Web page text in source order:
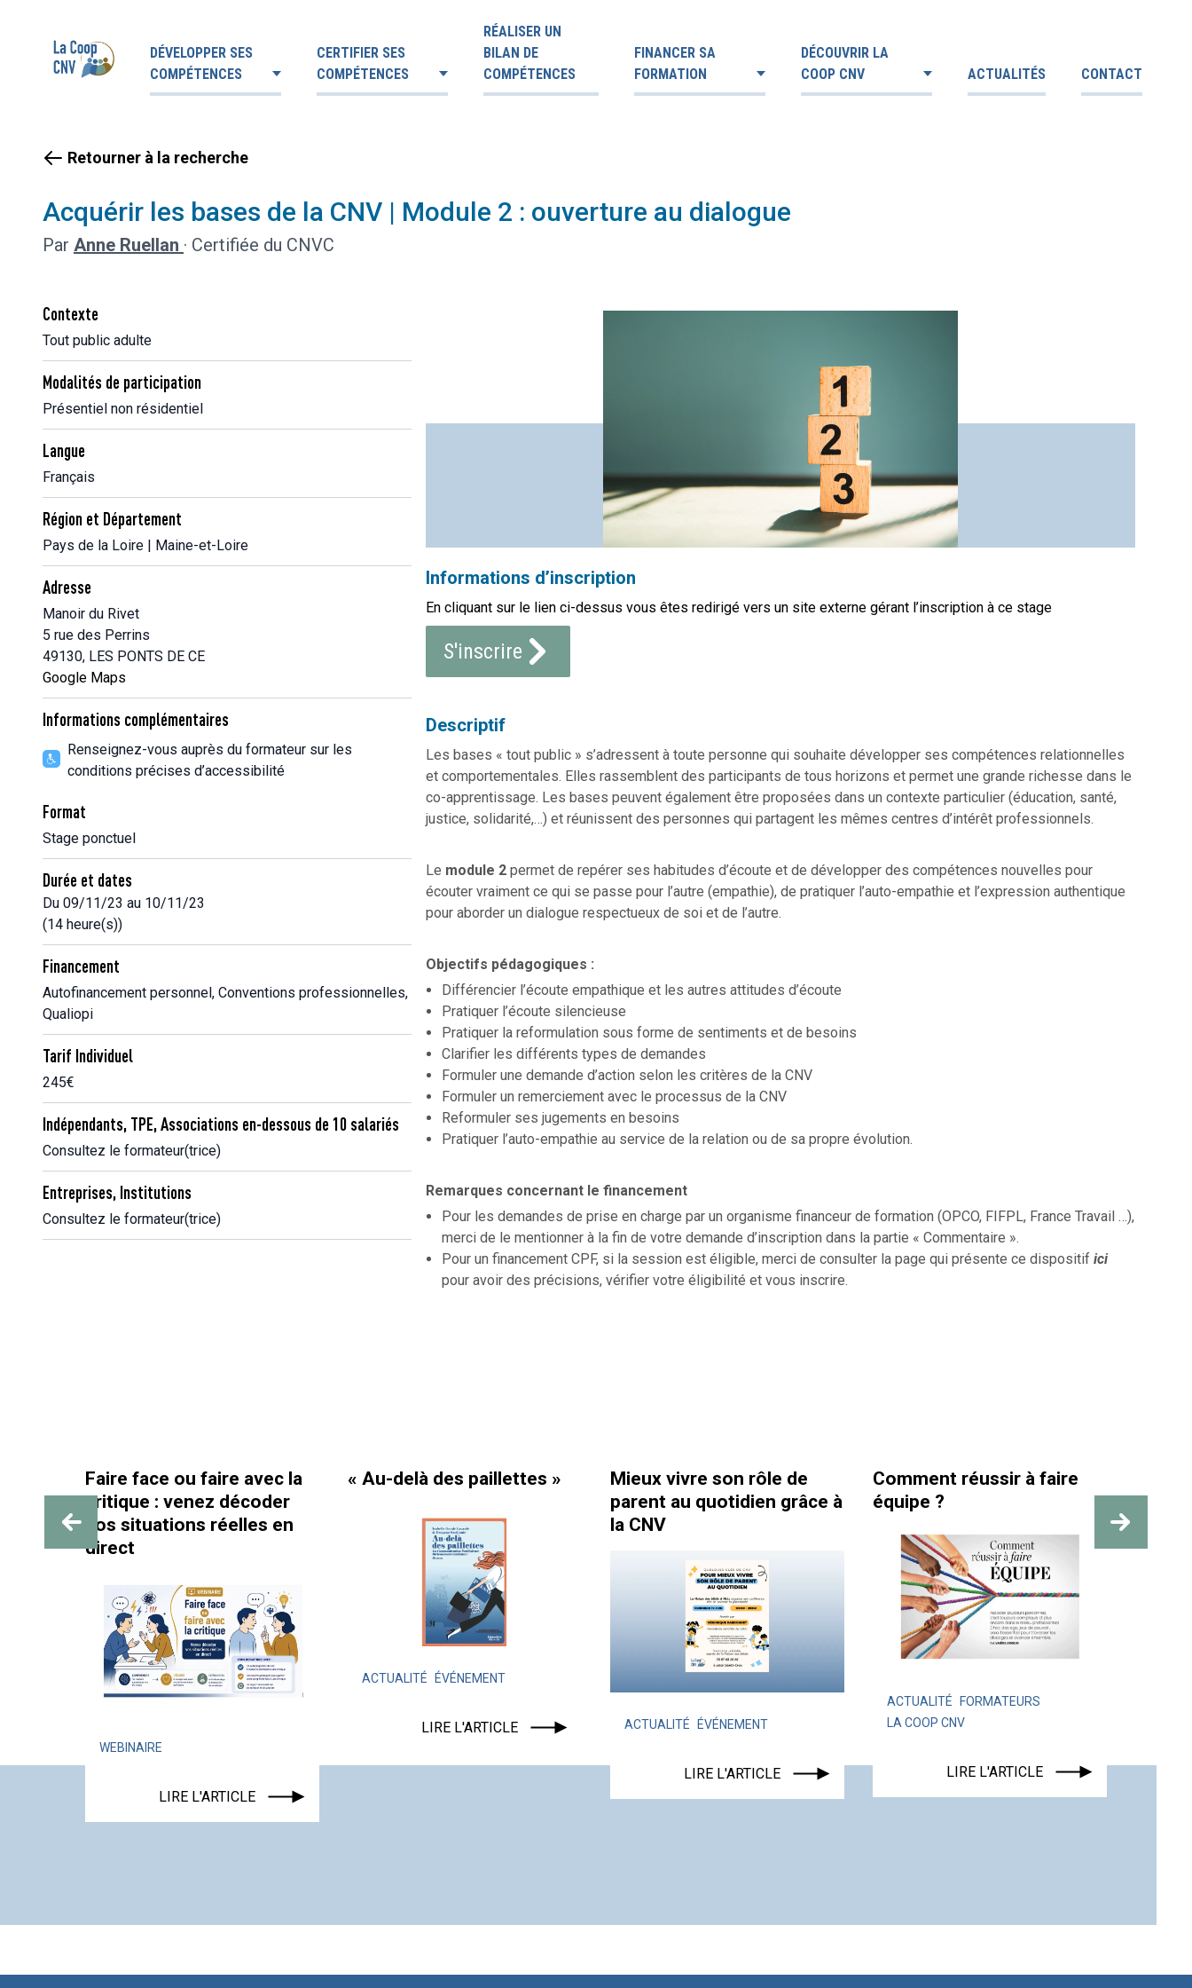
DÉVELOPPER SES
COMPÉTENCES
CERTIFIER SES
COMPÉTENCES
RÉALISER UN
BILAN DE
COMPÉTENCES
FINANCER SA
FORMATION
DÉCOUVRIR LA
COOP CNV
ACTUALITÉS CONTACT
Retourner à la recherche
Acquérir les bases de la CNV | Module 2 : ouverture au dialogue
Par Anne Ruellan · Certifiée du CNVC
Contexte
Tout public adulte
Modalités de participation
Présentiel non résidentiel
Langue
Français
Région et Département
Pays de la Loire | Maine-et-Loire
Adresse
Manoir du Rivet
5 rue des Perrins
49130, LES PONTS DE CE
Google Maps
Informations complémentaires
Renseignez-vous auprès du formateur sur les
conditions précises d’accessibilité
Format
Stage ponctuel
Durée et dates
Du 09/11/23 au 10/11/23
(14 heure(s))
Financement
Autofinancement personnel, Conventions professionnelles,
Qualiopi
Tarif Individuel
245€
Indépendants, TPE, Associations en-dessous de 10 salariés
Consultez le formateur(trice)
Entreprises, Institutions
Consultez le formateur(trice)
Informations d’inscription
En cliquant sur le lien ci-dessus vous êtes redirigé vers un site externe gérant l’inscription à ce stage
S'inscrire
Descriptif
Les bases « tout public » s’adressent à toute personne qui souhaite développer ses compétences relationnelles
et comportementales. Elles rassemblent des participants de tous horizons et permet une grande richesse dans le
co-apprentissage. Les bases peuvent également être proposées dans un contexte particulier (éducation, santé,
justice, solidarité,…) et réunissent des personnes qui partagent les mêmes centres d’intérêt professionnels.
Le module 2 permet de repérer ses habitudes d’écoute et de développer des compétences nouvelles pour
écouter vraiment ce qui se passe pour l’autre (empathie), de pratiquer l’auto-empathie et l’expression authentique
pour aborder un dialogue respectueux de soi et de l’autre.
Objectifs pédagogiques :
Différencier l’écoute empathique et les autres attitudes d’écoute
Pratiquer l’écoute silencieuse
Pratiquer la reformulation sous forme de sentiments et de besoins
Clarifier les différents types de demandes
Formuler une demande d’action selon les critères de la CNV
Formuler un remerciement avec le processus de la CNV
Reformuler ses jugements en besoins
Pratiquer l’auto-empathie au service de la relation ou de sa propre évolution.
Remarques concernant le financement
Pour les demandes de prise en charge par un organisme financeur de formation (OPCO, FIFPL, France Travail …),
merci de le mentionner à la fin de votre demande d’inscription dans la partie « Commentaire ».
Pour un financement CPF, si la session est éligible, merci de consulter la page qui présente ce dispositif ici
pour avoir des précisions, vérifier votre éligibilité et vous inscrire.
Faire face ou faire avec la
critique : venez décoder
vos situations réelles en
direct
WEBINAIRE
LIRE L'ARTICLE
« Au-delà des paillettes »
ACTUALITÉ ÉVÉNEMENT
LIRE L'ARTICLE
Mieux vivre son rôle de
parent au quotidien grâce à
ACTUALITÉ ÉVÉNEMENT
LIRE L'ARTICLE
Comment réussir à faire
équipe ?
ACTUALITÉ FORMATEURS
LA COOP CNV
LIRE L'ARTICLE
La santé et
travail sont
des repères